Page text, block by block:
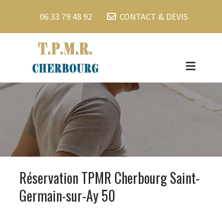
06 33 79 48 92 CONTACT & DEVIS
Réservation TPMR Cherbourg Saint-
Germain-sur-Ay 50